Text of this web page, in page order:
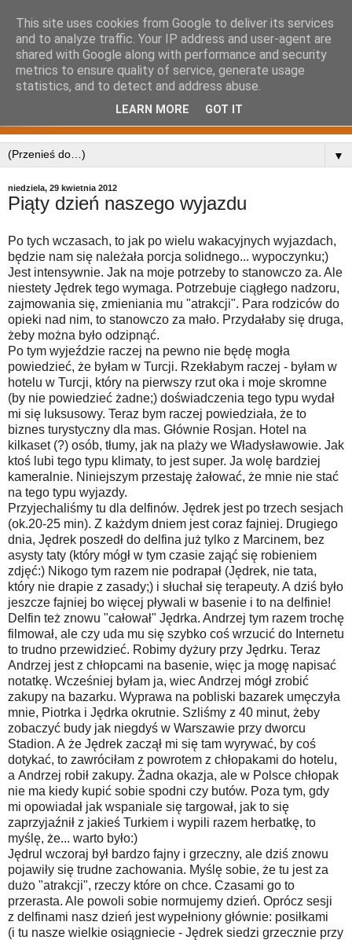
▼
niedziela, 29 kwietnia 2012
Piąty dzień naszego wyjazdu
Po tych wczasach, to jak po wielu wakacyjnych wyjazdach,
będzie nam się należała porcja solidnego... wypoczynku;)
Jest intensywnie. Jak na moje potrzeby to stanowczo za. Ale
niestety Jędrek tego wymaga. Potrzebuje ciągłego nadzoru,
zajmowania się, zmieniania mu "atrakcji". Para rodziców do
opieki nad nim, to stanowczo za mało. Przydałaby się druga,
żeby można było odzipnąć.
Po tym wyjeździe raczej na pewno nie będę mogła
powiedzieć, że byłam w Turcji. Rzekłabym raczej - byłam w
hotelu w Turcji, który na pierwszy rzut oka i moje skromne
(by nie powiedzieć żadne;) doświadczenia tego typu wydał
mi się luksusowy. Teraz bym raczej powiedziała, że to
biznes turystyczny dla mas. Głównie Rosjan. Hotel na
kilkaset (?) osób, tłumy, jak na plaży we Władysławowie. Jak
ktoś lubi tego typu klimaty, to jest super. Ja wolę bardziej
kameralnie. Niniejszym przestaję żałować, że mnie nie stać
na tego typu wyjazdy.
Przyjechaliśmy tu dla delfinów. Jędrek jest po trzech sesjach
(ok.20-25 min). Z każdym dniem jest coraz fajniej. Drugiego
dnia, Jędrek poszedł do delfina już tylko z Marcinem, bez
asysty taty (który mógł w tym czasie zająć się robieniem
zdjęć:) Nikogo tym razem nie podrapał (Jędrek, nie tata,
który nie drapie z zasady;) i słuchał się terapeuty. A dziś było
jeszcze fajniej bo więcej pływali w basenie i to na delfinie!
Delfin też znowu "całował" Jędrka. Andrzej tym razem trochę
filmował, ale czy uda mu się szybko coś wrzucić do Internetu
to trudno przewidzieć. Robimy dyżury przy Jędrku. Teraz
Andrzej jest z chłopcami na basenie, więc ja mogę napisać
notatkę. Wcześniej byłam ja, wiec Andrzej mógł zrobić
zakupy na bazarku. Wyprawa na pobliski bazarek umęczyła
mnie, Piotrka i Jędrka okrutnie. Szliśmy z 40 minut, żeby
zobaczyć budy jak niegdyś w Warszawie przy dworcu
Stadion. A że Jędrek zaczął mi się tam wyrywać, by coś
dotykać, to zawróciłam z powrotem z chłopakami do hotelu,
a Andrzej robił zakupy. Żadna okazja, ale w Polsce chłopak
nie ma kiedy kupić sobie spodni czy butów. Poza tym, gdy
mi opowiadał jak wspaniale się targował, jak to się
zaprzyjaźnił z jakieś Turkiem i wypili razem herbatkę, to
myślę, że... warto było:)
Jędrul wczoraj był bardzo fajny i grzeczny, ale dziś znowu
pojawiły się trudne zachowania. Myślę sobie, że tu jest za
dużo "atrakcji", rzeczy które on chce. Czasami go to
przerasta. Ale powoli sobie normujemy dzień. Oprócz sesji
z delfinami nasz dzień jest wypełniony głównie: posiłkami
(i tu nasze wielkie osiągniecie - Jędrek siedzi grzecznie przy
This site uses cookies from Google to deliver its services
and to analyze traffic. Your IP address and user-agent are
shared with Google along with performance and security
metrics to ensure quality of service, generate usage
statistics, and to detect and address abuse.
LEARN MORE GOT IT